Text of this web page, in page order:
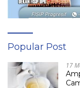
Popular Post
17